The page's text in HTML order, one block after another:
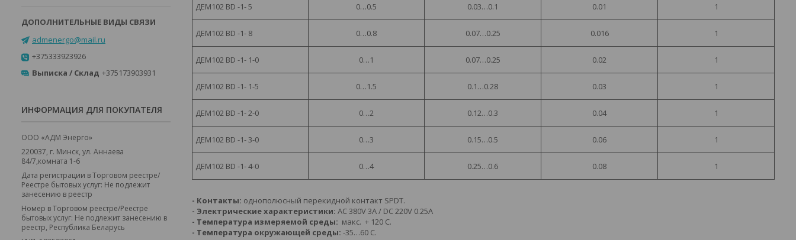
ДЕМ102 BD -1- 5 0…0.5 0.03…0.1 0.01 1
ДЕМ102 BD -1- 8 0…0.8 0.07…0.25 0.016 1
ДЕМ102 BD -1- 1-0 0…1 0.07…0.25 0.02 1
ДЕМ102 BD -1- 1-5 0…1.5 0.1…0.28 0.03 1
ДЕМ102 BD -1- 2-0 0…2 0.12…0.3 0.04 1
ДЕМ102 BD -1- 3-0 0…3 0.15…0.5 0.06 1
ДЕМ102 BD -1- 4-0 0…4 0.25…0.6 0.08 1
- Контакты: однополюсный перекидной контакт SPDT.
- Электрические характеристики: AC 380V 3A / DC 220V 0.25A
- Температура измеряемой среды: макс. + 120 С.
- Температура окружающей среды: -35…60 С.
admenergo@mail.ru
+375333923926
Выписка / Склад +375173903931
ИНФОРМАЦИЯ ДЛЯ ПОКУПАТЕЛЯ
ООО «АДМ Энерго»
220037, г. Минск, ул. Аннаева
84/7,комната 1-6
Дата регистрации в Торговом реестре/
Реестре бытовых услуг: Не подлежит
занесению в реестр
Номер в Торговом реестре/Реестре
бытовых услуг: Не подлежит занесению в
реестр, Республика Беларусь